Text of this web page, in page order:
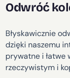
Odwróć
Błyskawicznie
dzięki naszemu
prywatne i łatwe
rzeczywistym i